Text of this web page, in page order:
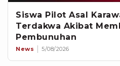
Siswa Pilot Asal
Terdakwa Akibat
Pembunuhan
News 5/08/2026